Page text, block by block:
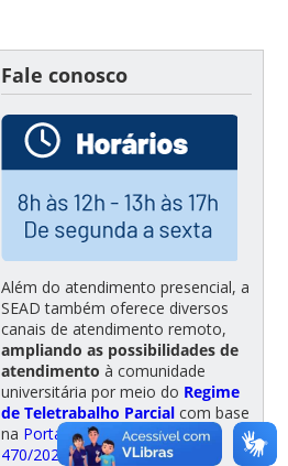
Fale conosco
Além do atendimento presencial, a
SEAD também oferece diversos
canais de atendimento remoto,
ampliando as possibilidades de
atendimento à comunidade
universitária por meio do Regime
de Teletrabalho Parcialcom base
na Portaria Normativa nº
470/2023/GR.